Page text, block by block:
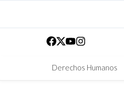
Derechos Humanos